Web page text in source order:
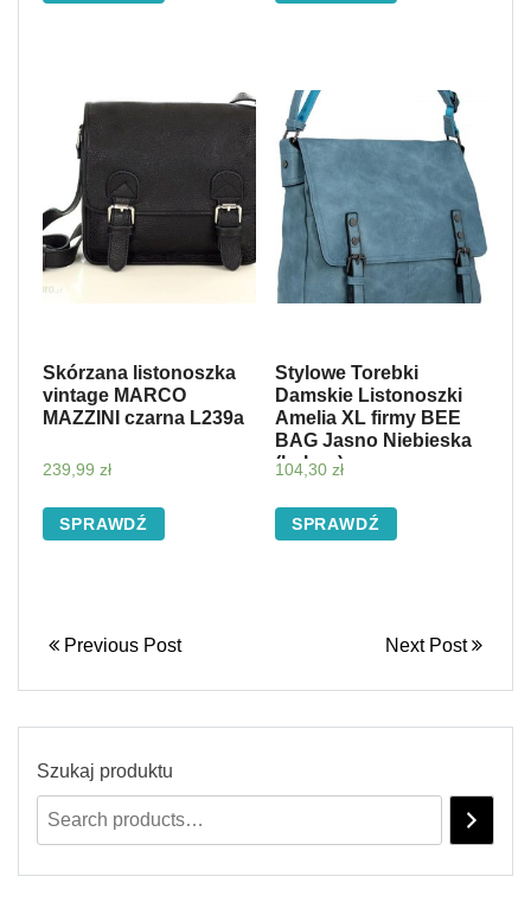
Skórzana listonoszka
vintage MARCO
MAZZINI czarna L239a
239,99 zł
SPRAWDŹ
Stylowe Torebki
Damskie Listonoszki
Amelia XL firmy BEE
BAG Jasno Niebieska
(kolory)
104,30 zł
SPRAWDŹ
Previous Post Next Post
Szukaj produktu